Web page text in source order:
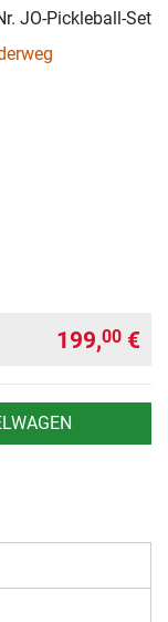
JO-Pickleball-Set
199,00 €